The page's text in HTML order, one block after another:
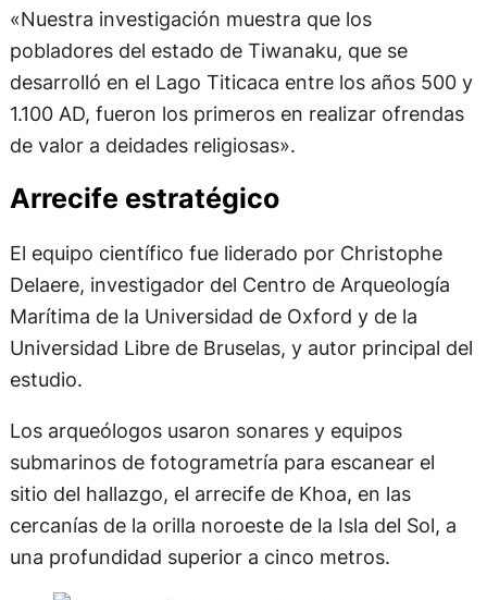
«Nuestra investigación muestra que los
pobladores del estado de Tiwanaku, que se
desarrolló en el Lago Titicaca entre los años 500 y
1.100 AD, fueron los primeros en realizar ofrendas
de valor a deidades religiosas».
Arrecife estratégico
El equipo científico fue liderado por Christophe
Delaere, investigador del Centro de Arqueología
Marítima de la Universidad de Oxford y de la
Universidad Libre de Bruselas, y autor principal del
estudio.
Los arqueólogos usaron sonares y equipos
submarinos de fotogrametría para escanear el
sitio del hallazgo, el arrecife de Khoa, en las
cercanías de la orilla noroeste de la Isla del Sol, a
una profundidad superior a cinco metros.